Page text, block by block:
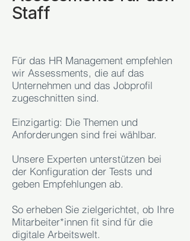
Staff
Für das HR Management empfehlen
wir Assessments, die auf das
Unternehmen und das Jobprofil
zugeschnitten sind.
Einzigartig: Die Themen und
Anforderungen sind frei wählbar.
Unsere Experten unterstützen bei
der Konfiguration der Tests und
geben Empfehlungen ab.
So erheben Sie zielgerichtet, ob Ihre
Mitarbeiter*innen fit sind für die
digitale Arbeitswelt.